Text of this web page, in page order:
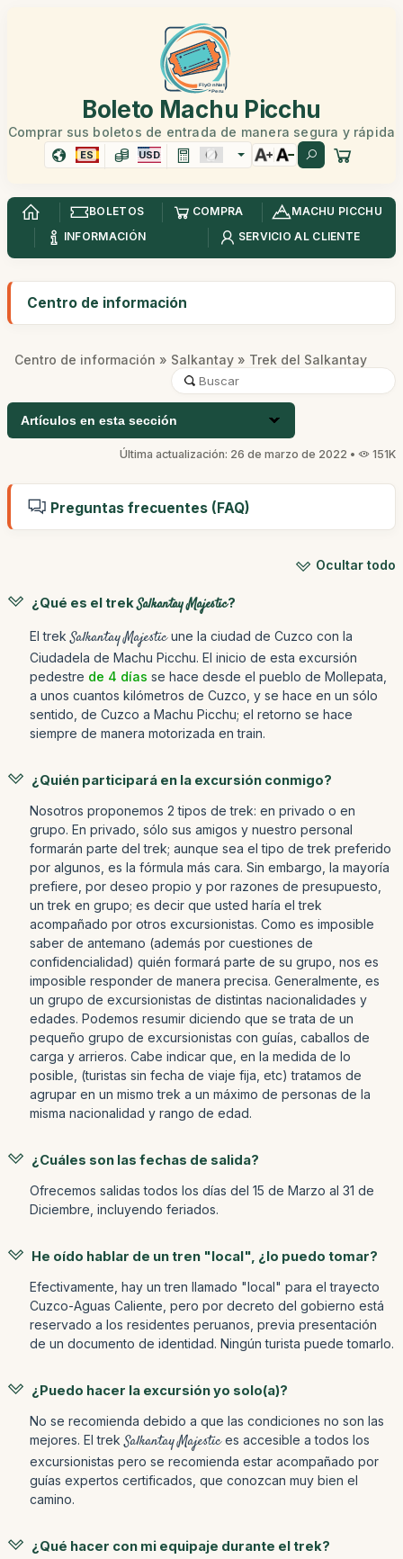
Boleto Machu Picchu
Comprar sus boletos de entrada de manera segura y rápida
ES USD
BOLETOS COMPRA
MACHU PICCHU
INFORMACIÓN
SERVICIO AL CLIENTE
Centro de información
Centro de información » Salkantay » Trek del Salkantay
Artículos en esta sección
Última actualización: 26 de marzo de 2022 • 151K
Preguntas frecuentes (FAQ)
Ocultar todo
¿Qué es el trekSalkantay Majestic?
El trek Salkantay Majesticune la ciudad de Cuzco con la
Ciudadela de Machu Picchu. El inicio de esta excursión
pedestre de 4 días se hace desde el pueblo de Mollepata,
a unos cuantos kilómetros de Cuzco, y se hace en un sólo
sentido, de Cuzco a Machu Picchu; el retorno se hace
siempre de manera motorizada en train.
¿Quién participará en la excursión conmigo?
Nosotros proponemos 2 tipos de trek: en privado o en
grupo. En privado, sólo sus amigos y nuestro personal
formarán parte del trek; aunque sea el tipo de trek preferido
por algunos, es la fórmula más cara. Sin embargo, la mayoría
prefiere, por deseo propio y por razones de presupuesto,
un trek en grupo; es decir que usted haría el trek
acompañado por otros excursionistas. Como es imposible
saber de antemano (además por cuestiones de
confidencialidad) quién formará parte de su grupo, nos es
imposible responder de manera precisa. Generalmente, es
un grupo de excursionistas de distintas nacionalidades y
edades. Podemos resumir diciendo que se trata de un
pequeño grupo de excursionistas con guías, caballos de
carga y arrieros. Cabe indicar que, en la medida de lo
posible, (turistas sin fecha de viaje fija, etc) tratamos de
agrupar en un mismo trek a un máximo de personas de la
misma nacionalidad y rango de edad.
¿Cuáles son las fechas de salida?
Ofrecemos salidas todos los días del 15 de Marzo al 31 de
Diciembre, incluyendo feriados.
He oído hablar de un tren "local", ¿lo puedo tomar?
Efectivamente, hay un tren llamado "local" para el trayecto
Cuzco-Aguas Caliente, pero por decreto del gobierno está
reservado a los residentes peruanos, previa presentación
de un documento de identidad. Ningún turista puede tomarlo.
¿Puedo hacer la excursión yo solo(a)?
No se recomienda debido a que las condiciones no son las
mejores. El trek Salkantay Majestices accesible a todos los
excursionistas pero se recomienda estar acompañado por
guías expertos certificados, que conozcan muy bien el
camino.
¿Qué hacer con mi equipaje durante el trek?